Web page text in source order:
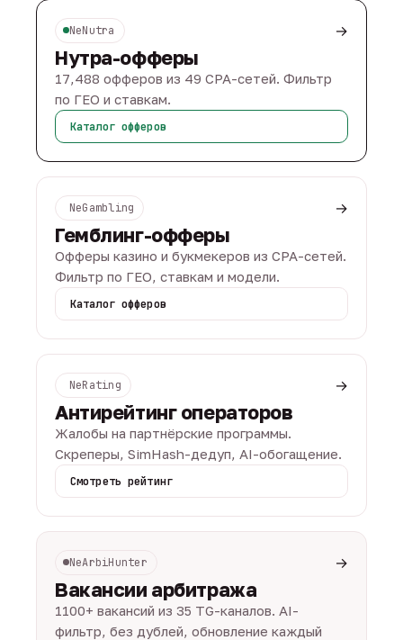
NeNutra →
Нутра-офферы
17,488 офферов из 49 CPA-сетей. Фильтр
по ГЕО и ставкам.
Каталог офферов
NeGambling →
Гемблинг-офферы
Офферы казино и букмекеров из CPA-сетей.
Фильтр по ГЕО, ставкам и модели.
Каталог офферов
NeRating →
Антирейтинг операторов
Жалобы на партнёрские программы.
Скреперы, SimHash-дедуп, AI-обогащение.
Смотреть рейтинг
NeArbiHunter →
Вакансии арбитража
1100+ вакансий из 35 TG-каналов. AI-
фильтр, без дублей, обновление каждый